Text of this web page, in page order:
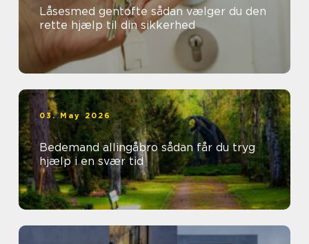
Låsesmed gentofte sådan vælger du den
rette hjælp til din sikkerhed
03. May 2026
Bedemand allingåbro sådan får du tryg
hjælp i en svær tid